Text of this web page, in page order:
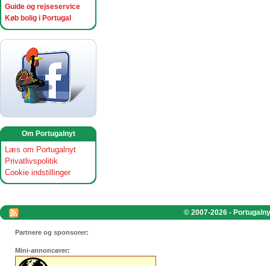
Guide og rejseservice
Køb bolig i Portugal
Om Portugalnyt
Læs om Portugalnyt
Privatlivspolitik
Cookie indstillinger
© 2007-2026 -
Partnere og sponsorer:
Mini-annoncører: